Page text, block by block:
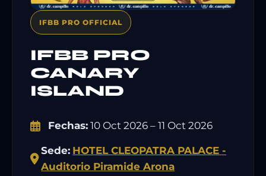
IFBB PRO OFFICIAL
IFBB PRO
CANARY
ISLAND
Fechas: 10 Oct 2026 – 11 Oct 2026
Sede: HOTEL CLEOPATRA PALACE -
Auditorio Piramide Arona